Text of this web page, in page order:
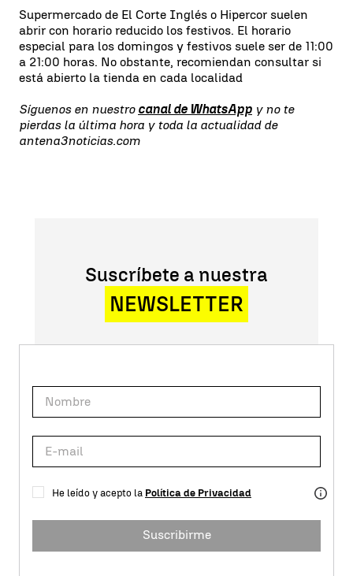
Supermercado de El Corte Inglés o Hipercor suelen
abrir con horario reducido los festivos. El horario
especial para los domingos y festivos suele ser de 11:00
a 21:00 horas. No obstante, recomiendan consultar si
está abierto la tienda en cada localidad
Síguenos en nuestro canal de WhatsApp y no te
pierdas la última hora y toda la actualidad de
antena3noticias.com
Suscríbete a nuestra
NEWSLETTER
He leído y acepto la Política de Privacidad
Suscribirme